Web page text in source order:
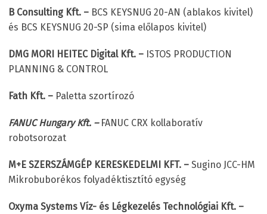
B Consulting Kft. – BCS KEYSNUG 20-AN (ablakos kivitel)
és BCS KEYSNUG 20-SP (sima előlapos kivitel)
DMG MORI HEITEC Digital Kft. – ISTOS PRODUCTION
PLANNING & CONTROL
Fath Kft. – Paletta szortírozó
FANUC Hungary Kft. – FANUC CRX kollaboratív
robotsorozat
M+E SZERSZÁMGÉP KERESKEDELMI KFT. – Sugino JCC-HM
Mikrobuborékos folyadéktisztító egység
Oxyma Systems Víz- és Légkezelés Technológiai Kft. –